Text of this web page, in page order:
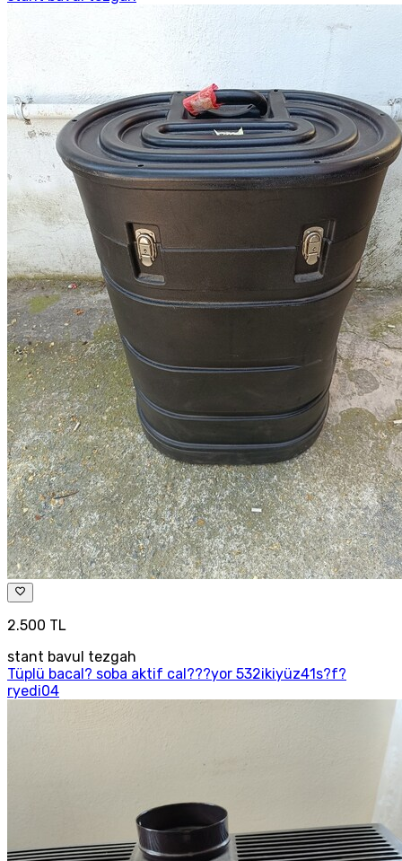
2.500 TL
stant bavul tezgah
Tüplü bacal? soba aktif cal???yor 532ikiyüz41s?f?
ryedi04